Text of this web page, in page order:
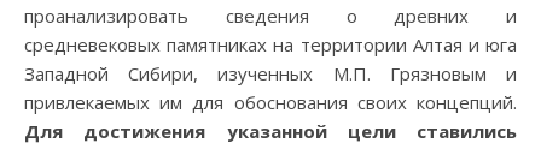
проанализировать сведения о древних и
средневековых памятниках на территории Алтая и юга
Западной Сибири, изученных М.П. Грязновым и
привлекаемых им для обоснования своих концепций.
Для достижения указанной цели ставились